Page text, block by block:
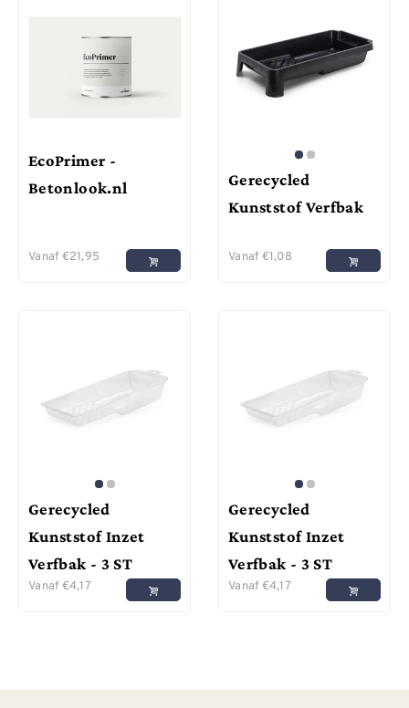
EcoPrimer -
Betonlook.nl
Vanaf €21,95
Gerecycled
Kunststof Verfbak
Vanaf €1,08
Gerecycled
Kunststof Inzet
Verfbak - 3 ST
Vanaf €4,17
Gerecycled
Kunststof Inzet
Verfbak - 3 ST
Vanaf €4,17